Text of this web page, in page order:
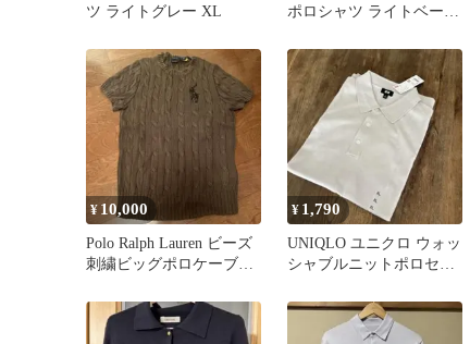
ツ ライトグレー XL
ポロシャツ ライトベージ
¥ 10,000
Polo Ralph Lauren ビーズ
刺繍ビッグポロケーブル
¥ 1,790
UNIQLO ユニクロ ウォッ
シャブルニットポロセー